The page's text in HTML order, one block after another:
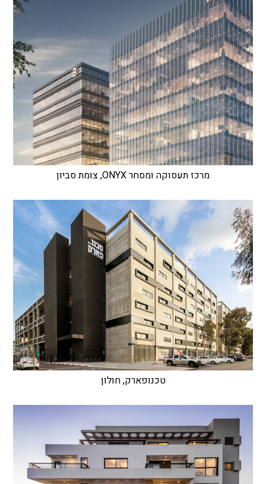
מרכז תעסוקה ומסחר ONYX, צומת סביון
טכנופארק, חולון